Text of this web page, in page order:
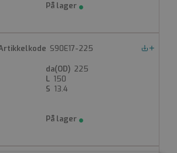
S90E17-225
225
150
13.4